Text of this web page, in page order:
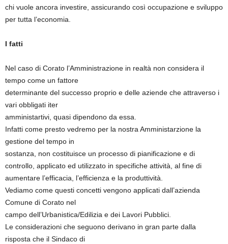
chi vuole ancora investire, assicurando così occupazione e sviluppo
per tutta l’economia.
I fatti
Nel caso di Corato l’Amministrazione in realtà non considera il
tempo come un fattore
determinante del successo proprio e delle aziende che attraverso i
vari obbligati iter
amministartivi, quasi dipendono da essa.
Infatti come presto vedremo per la nostra Amministarzione la
gestione del tempo in
sostanza, non costituisce un processo di pianificazione e di
controllo, applicato ed utilizzato in specifiche attività, al fine di
aumentare l’efficacia, l’efficienza e la produttività.
Vediamo come questi concetti vengono applicati dall’azienda
Comune di Corato nel
campo dell’Urbanistica/Edilizia e dei Lavori Pubblici.
Le considerazioni che seguono derivano in gran parte dalla
risposta che il Sindaco di